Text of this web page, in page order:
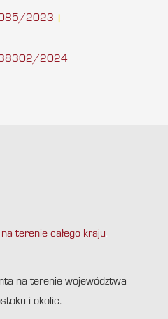
2023
2024
terenie całego kraju
na terenie województwa
i okolic.